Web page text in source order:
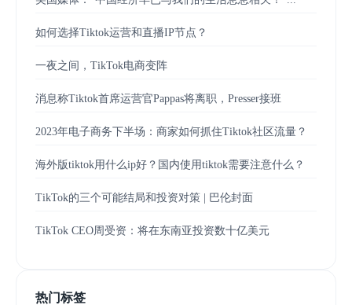
如何选择Tiktok运营和直播IP节点？
一夜之间，TikTok电商变阵
消息称Tiktok首席运营官Pappas将离职，Presser接班
2023年电子商务下半场：商家如何抓住Tiktok社区流量？
海外版tiktok用什么ip好？国内使用tiktok需要注意什么？
TikTok的三个可能结局和投资对策 | 巴伦封面
TikTok CEO周受资：将在东南亚投资数十亿美元
热门标签